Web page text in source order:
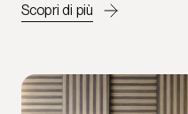
Scopri di più